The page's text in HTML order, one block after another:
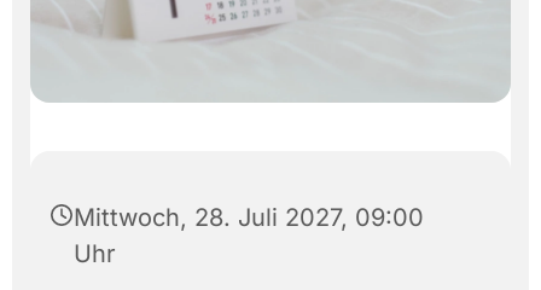
Mittwoch, 28. Juli 2027, 09:00
Uhr